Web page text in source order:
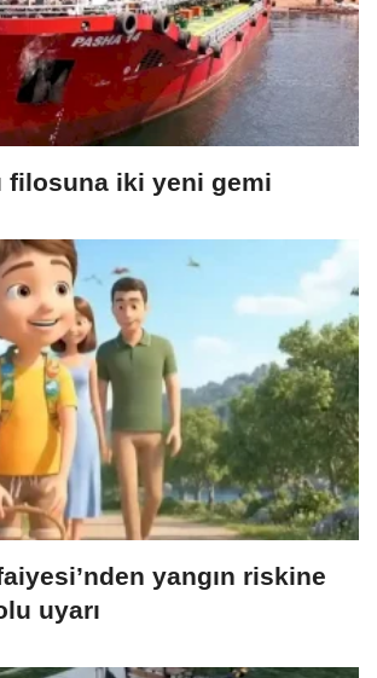
filosuna iki yeni gemi
yangın riskine
uyarı